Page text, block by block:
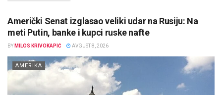
Američki Senat izglasao veliki udar na Rusiju: Na
meti Putin, banke i kupci ruske nafte
BY MILOS KRIVOKAPIĆ AVGUST 8, 2026
AMERIKA